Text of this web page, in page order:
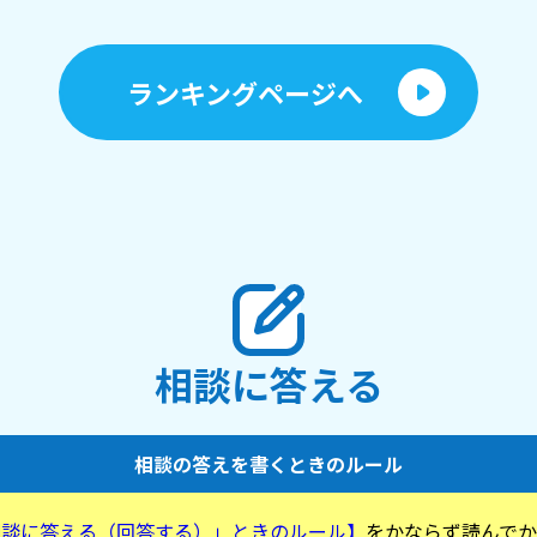
ランキングページへ
相談に答える
相談の答えを書くときのルール
に答える（回答する）」ときのルール】 をかならず読んで